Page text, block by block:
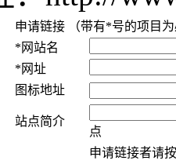
申请链接 （带有*号的项目
*网站名
*网址
图标地址
站点简介
点
申请链接者请